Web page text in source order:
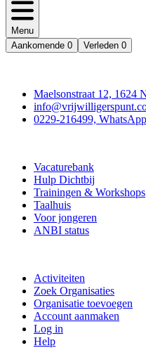
Menu
Aankomende 0 Verleden 0
Maelsonstraat 12, 1624
0229-216499,
Vacaturebank
Hulp Dichtbij
Trainingen & Workshops
Taalhuis
Voor jongeren
ANBI status
Activiteiten
Zoek Organisaties
Organisatie toevoegen
Account aanmaken
Log in
Help